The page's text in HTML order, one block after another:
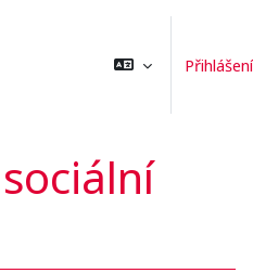
Přihlášení